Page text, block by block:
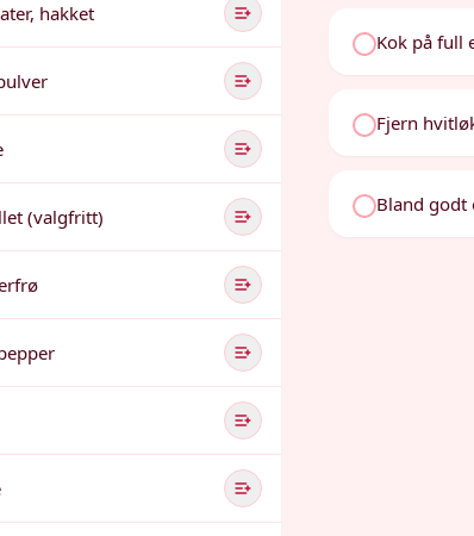
hakket
(valgfritt)
Kok på full
Fjern
Bland godt